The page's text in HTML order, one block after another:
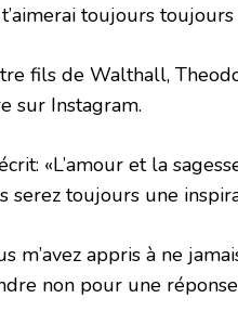
t’aimerai toujours
fils de Walthall,
sur Instagram.
«L’amour et la
serez toujours une
m’avez appris à ne
non pour une